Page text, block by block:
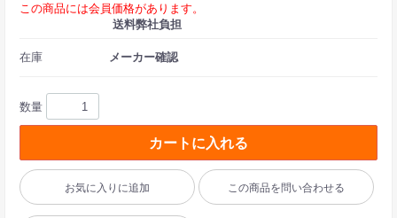
この商品には会員価格があります。
送料弊社負担
在庫 メーカー確認
数量
カートに入れる
お気に入りに追加 この商品を問い合わせる